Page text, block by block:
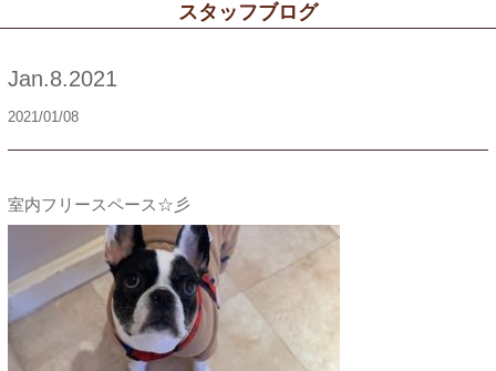
スタッフブログ
Jan.8.2021
2021/01/08
室内フリースペース☆彡